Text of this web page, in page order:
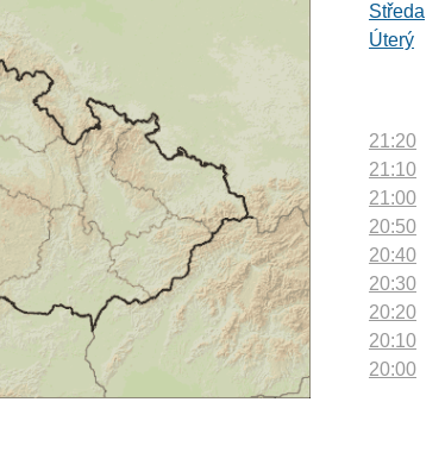
Středa
Úterý
21:20
21:10
21:00
20:50
20:40
20:30
20:20
20:10
20:00